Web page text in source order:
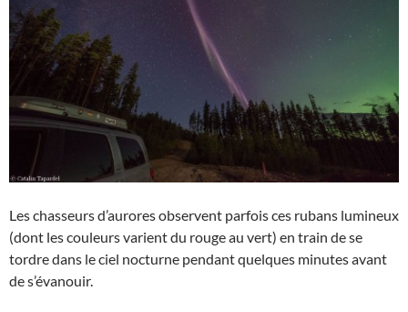
Les chasseurs d’aurores observent parfois ces rubans lumineux
(dont les couleurs varient du rouge au vert) en train de se
tordre dans le ciel nocturne pendant quelques minutes avant
de s’évanouir.